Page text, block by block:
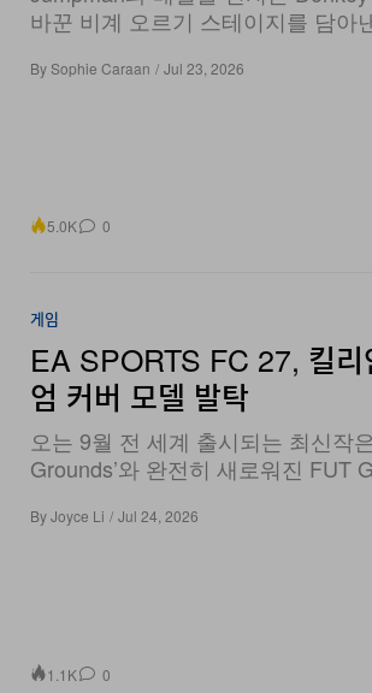
바꾼 비계 오르기 스테이지를 담아
BySophie Caraan / Jul 23, 2026
5.0K 0
게임
EA SPORTS FC 27, 킬리
엄 커버 모델 발탁
오는 9월 전 세계 출시되는 최신작
Grounds’와 완전히 새로워진 FUT
ByJoyce Li / Jul 24, 2026
1.1K 0